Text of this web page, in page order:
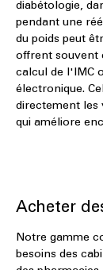
diabétologie,
pendant une
du poids peut
offrent souvent
calcul de l'IMC
électronique.
directement les
qui améliore
Acheter
Notre gamme
besoins des